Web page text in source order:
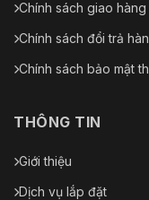
Chính sách giao hàng
Chính sách đổi trả
Chính sách bảo mật
THÔNG TIN
Giới thiệu
Dịch vụ lắp đặt